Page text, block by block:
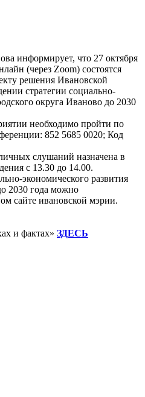
информирует, что 27 октября
(через Zoom) состоятся
решения Ивановской
стратегии социально-
округа Иваново до 2030
необходимо пройти по
852 5685 0020; Код
слушаний назначена в
с 13.30 до 14.00.
экономического развития
2030 года можно
сайте ивановской мэрии.
и фактах» ЗДЕСЬ